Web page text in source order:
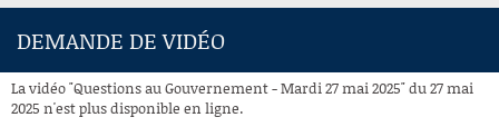
ACCUEIL
À LA DEMANDE
DEMANDE DE VIDÉO
La vidéo "Questions au Gouvernement - Mardi 27 mai 2025" du 27 mai
2025 n'est plus disponible en ligne.